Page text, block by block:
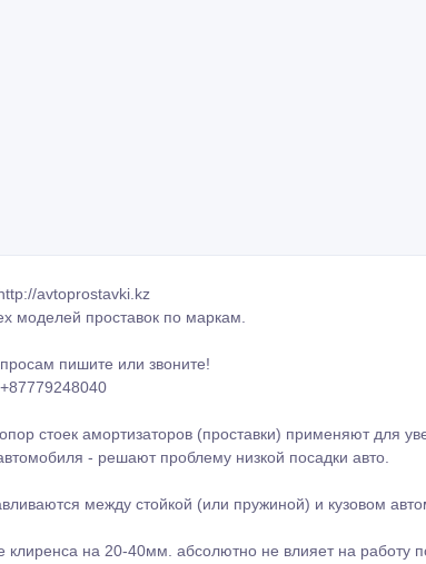
avtoprostavki.kz
моделей проставок по маркам.
пишите или звоните!
стоек амортизаторов (проставки) применяют для
- решают проблему низкой посадки авто.
между стойкой (или пружиной) и кузовом
клиренса на 20-40мм. абсолютно не влияет на работу